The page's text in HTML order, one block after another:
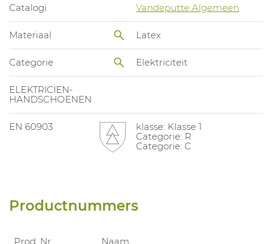
Catalogi Vandeputte Algemeen
Materiaal Latex
Categorie Elektriciteit
ELEKTRICIEN-
HANDSCHOENEN
EN 60903
klasse: Klasse 1
Categorie: R
Categorie: C
Productnummers
Prod. Nr. Naam